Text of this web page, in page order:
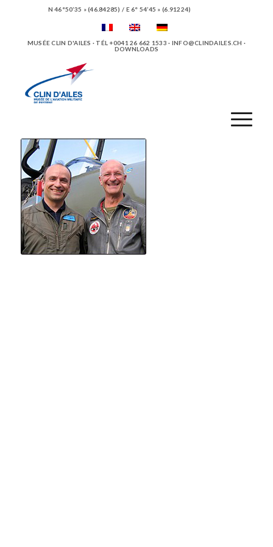
N 46°50’35 » (46.84285) / E 6° 54’45 » (6.91224)
MUSÉE CLIN D'AILES · TÉL +0041 26 662 1533 · INFO@CLINDAILES.CH ·
DOWNLOADS